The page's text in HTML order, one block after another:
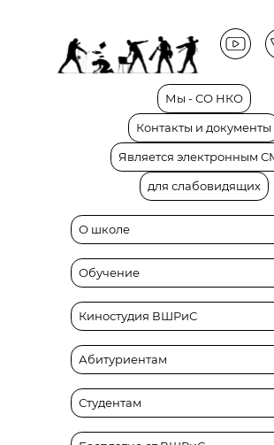
Мы - СО НКО
Контакты и документы
Является электронным
для слабовидящих
О школе
Обучение
Киностудия ВШРиС
Абитуриентам
Студентам